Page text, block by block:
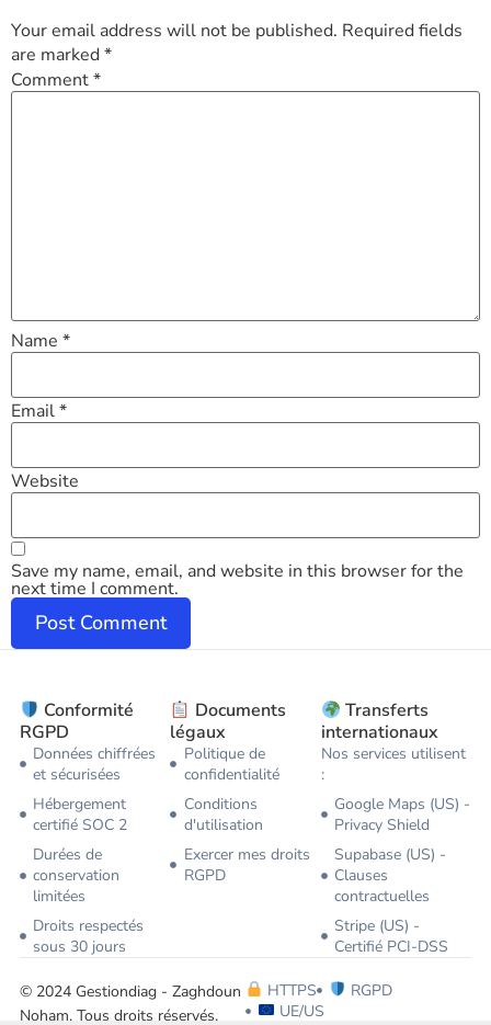
Your email address will not be published. Required fields
are marked *
Comment*
Name *
Email*
Website
Save my name, email, and website in this browser for the
next time I comment.
Conformité
RGPD
Données chiffrées
et sécurisées
Hébergement
certifié SOC 2
Durées de
conservation
limitées
Droits respectés
sous 30 jours
Documents
légaux
Politique de
confidentialité
Conditions
d'utilisation
Exercer mes droits
RGPD
Transferts
internationaux
Nos services utilisent
:
Google Maps (US) -
Privacy Shield
Supabase (US) -
Clauses
contractuelles
Stripe (US) -
Certifié PCI-DSS
© 2024 Gestiondiag - Zaghdoun
Noham. Tous droits réservés.
HTTPS
RGPD
UE/US